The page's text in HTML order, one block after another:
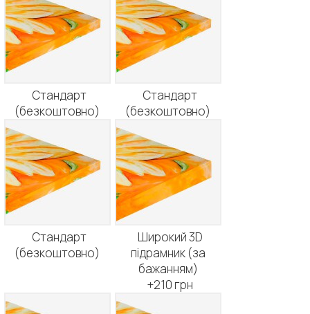
Стандарт
(безкоштовно)
Стандарт
(безкоштовно)
Стандарт
(безкоштовно)
Широкий 3D
підрамник (за
бажанням)
+210 грн